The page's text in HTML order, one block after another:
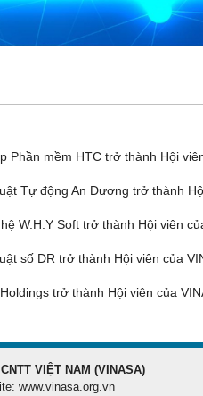
Phần mềm HTC trở thành Hội
Tự động An Dương trở thành
W.H.Y Soft trở thành Hội viên
số DR trở thành Hội viên của
trở thành Hội viên của
VIỆT NAM (VINASA)
www.vinasa.org.vn